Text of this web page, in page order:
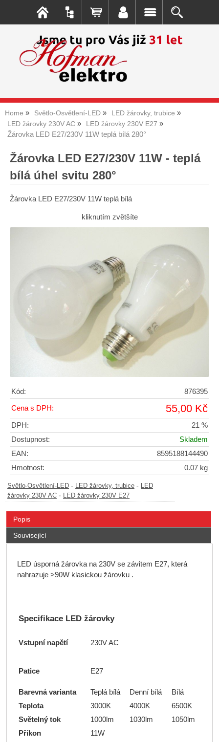
Home Světlo-Osvětlení-LED
LED žárovky, trubice
LED žárovky 230V AC
LED žárovky 230V E27
Žárovka LED E27/230V 11W teplá bílá 280°
Žárovka LED E27/230V 11W - teplá
bílá úhel svitu 280°
Žárovka LED E27/230V 11W teplá bílá
kliknutím zvětšíte
Kód: 876395
Cena s DPH: 55,00 Kč
DPH:
21 %
Dostupnost:
Skladem
EAN:
8595188144490
Hmotnost:
0.07 kg
Světlo-Osvětlení-LED - LED žárovky, trubice - LED
žárovky 230V AC - LED žárovky 230V E27
Popis
Související
LED úsporná žárovka na 230V se závitem E27, která
nahrazuje >90W klasickou žárovku .
Specifikace LED žárovky
Vstupní napětí 230V AC
Patice E27
Barevná varianta Teplá bílá Denní bílá
Bílá
Teplota
3000K 4000K
6500K
Světelný tok
1000lm 1030lm
1050lm
Příkon
11W